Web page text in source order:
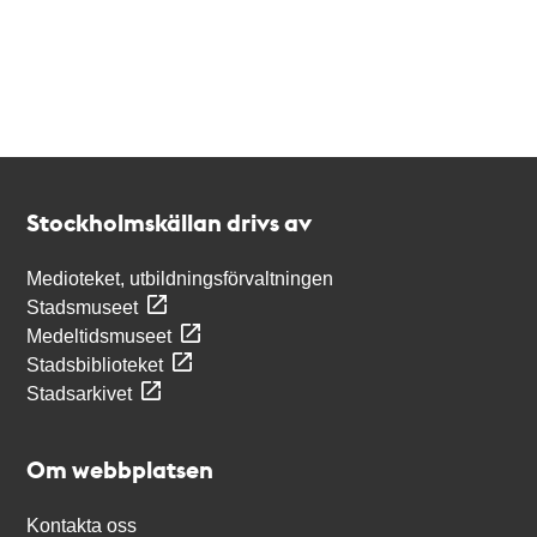
Stockholmskällan drivs av
Medioteket, utbildningsförvaltningen
Stadsmuseet
Medeltidsmuseet
Stadsbiblioteket
Stadsarkivet
Om webbplatsen
Kontakta oss